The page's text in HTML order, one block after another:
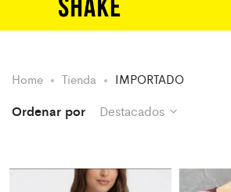
Home Tienda IMPORTADO
Ordenar por Destacados